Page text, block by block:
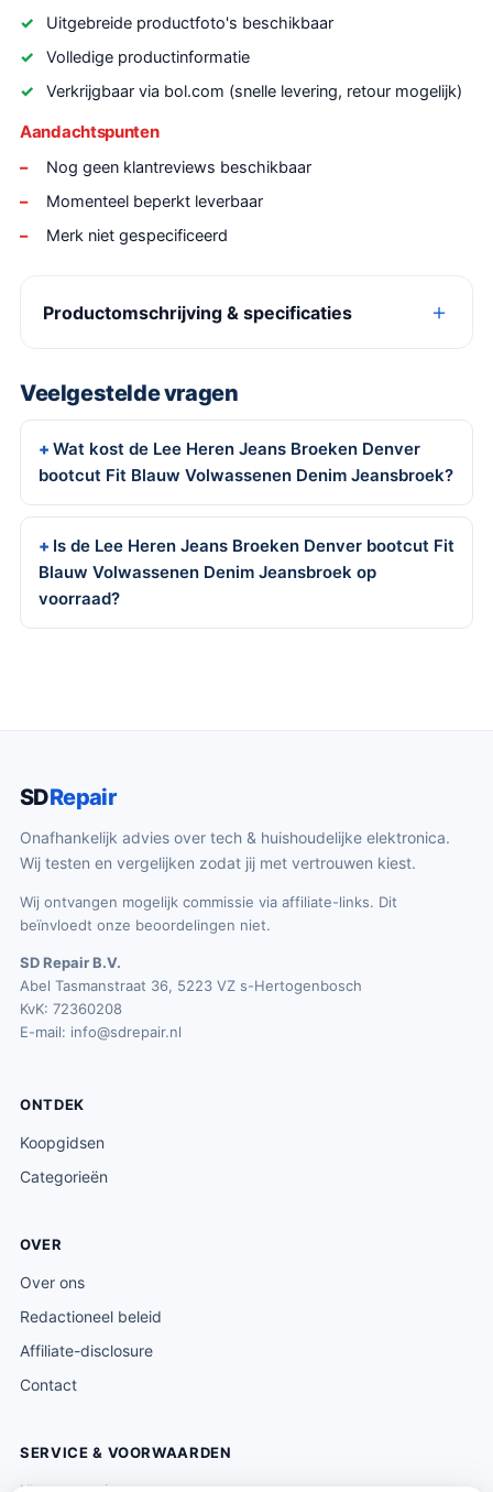
Uitgebreide productfoto's beschikbaar
Volledige productinformatie
Verkrijgbaar via bol.com (snelle levering, retour mogelijk)
Aandachtspunten
Nog geen klantreviews beschikbaar
Momenteel beperkt leverbaar
Merk niet gespecificeerd
Productomschrijving & specificaties
Veelgestelde vragen
Wat kost de Lee Heren Jeans Broeken Denver
bootcut Fit Blauw Volwassenen Denim Jeansbroek?
Is de Lee Heren Jeans Broeken Denver bootcut Fit
Blauw Volwassenen Denim Jeansbroek op
voorraad?
SDRepair
Onafhankelijk advies over tech & huishoudelijke elektronica.
Wij testen en vergelijken zodat jij met vertrouwen kiest.
Wij ontvangen mogelijk commissie via affiliate-links. Dit
beïnvloedt onze beoordelingen niet.
SD Repair B.V.
Abel Tasmanstraat 36, 5223 VZ s-Hertogenbosch
KvK: 72360208
E-mail: info@sdrepair.nl
ONTDEK
Koopgidsen
Categorieën
OVER
Over ons
Redactioneel beleid
Affiliate-disclosure
Contact
SERVICE & VOORWAARDEN